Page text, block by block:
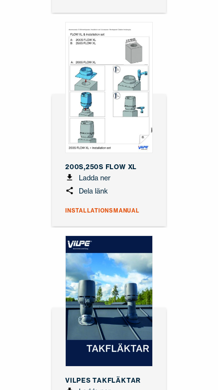
200S,250S FLOW XL
Ladda ner
Dela länk
INSTALLATIONSMANUAL
VILPES TAKFLÄKTAR